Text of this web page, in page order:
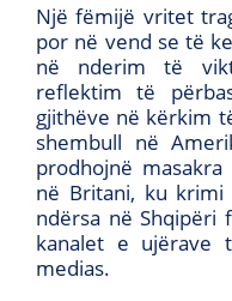
Një fëmijë vritet
por në vend se të
në nderim të
reflektim të
gjithëve në kërkim
shembull në
prodhojnë
në Britani, ku
ndërsa në Shqipëri
kanalet e ujërave
medias.